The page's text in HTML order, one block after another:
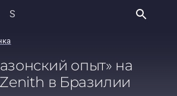
опыт» на
в Бразилии